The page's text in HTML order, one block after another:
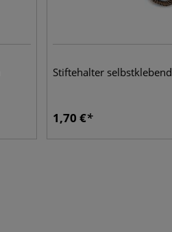
Stiftehalter selbstklebend
1,70 €